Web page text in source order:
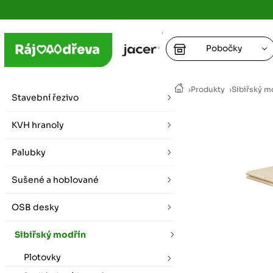
›Produkty ›Sibiřský
Stavební řezivo
KVH hranoly
Palubky
Sušené a hoblované
OSB desky
Sibiřský modřín
Plotovky
Pobočky
+
+
Letní otevírací doba (březen - říjen)
vybírat zde
Praha
vybírat zde